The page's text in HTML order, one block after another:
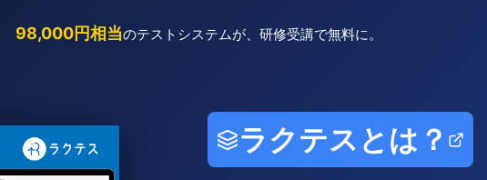
98,000円相当のテストシステムが、研修受講で無料に。
ラクテスとは？